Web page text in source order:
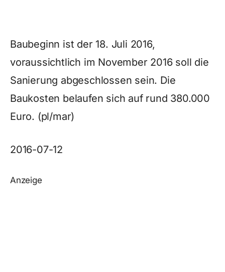
Baubeginn ist der 18. Juli 2016,
voraussichtlich im November 2016 soll die
Sanierung abgeschlossen sein. Die
Baukosten belaufen sich auf rund 380.000
Euro. (pl/mar)
2016-07-12
Anzeige